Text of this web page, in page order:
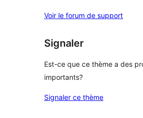
Voir le forum de support
Signaler
Est-ce que ce thème a des
importants?
Signaler ce thème